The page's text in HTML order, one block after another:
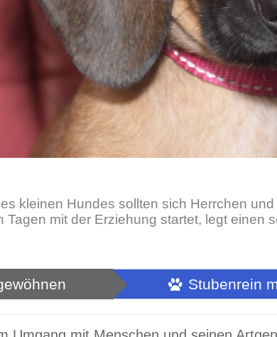
kleinen Hundes sollten sich Herrchen
Tagen mit der Erziehung startet, legt einen
Stubenrein